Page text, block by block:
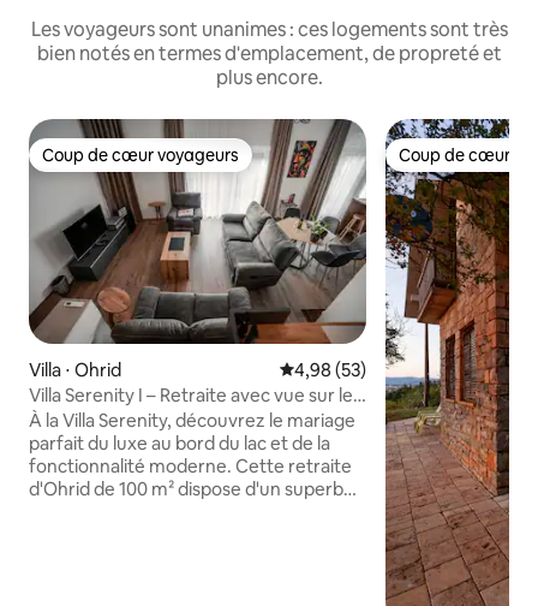
Les voyageurs sont unanimes : ces logements sont très
bien notés en termes d'emplacement, de propreté et
plus encore.
Coup de cœur voyageurs
Coup de cœur voyageurs
Villa ⋅ Ohrid Évaluation moyenne sur la
4,98 (53)
Villa Serenity I – Retraite avec vue sur le
lac
À la Villa Serenity, découvrez le mariage
parfait du luxe au bord du lac et de la
fonctionnalité moderne. Cette retraite
d'Ohrid de 100 m² dispose d'un superbe
Coup de cœur
Coup de cœur